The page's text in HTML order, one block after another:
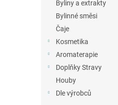
Byliny a extrakty
Bylinné směsi
Čaje
Kosmetika
Aromaterapie
Doplňky Stravy
Houby
Dle výrobců